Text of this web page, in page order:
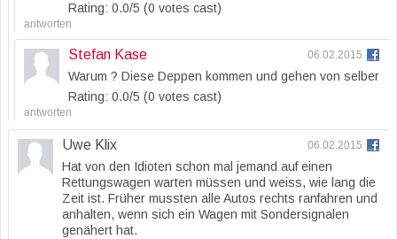
Rating: 0.0/5 (0 votes cast)
antworten
Stefan Kase 06.02.2015
Warum ? Diese Deppen kommen und gehen von selber
Rating: 0.0/5 (0 votes cast)
antworten
Uwe Klix 06.02.2015
Hat von den Idioten schon mal jemand auf einen
Rettungswagen warten müssen und weiss, wie lang die
Zeit ist. Früher mussten alle Autos rechts ranfahren und
anhalten, wenn sich ein Wagen mit Sondersignalen
genähert hat.